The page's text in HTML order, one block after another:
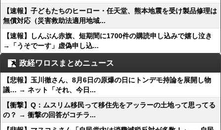
【速報】子どもたちのヒーロー・任天堂、熊本地震を受け製品修理は
無償対応（災害救助法適用地域...
【速報】しんぶん赤旗、短期間に1700件の購読申し込みで嬉し泣き
→「うそでーす」虚偽申し込...
政経ワロスまとめニュース
【悲報】玉川徹さん、8月6日の原爆の日にトンデモ持論を展開し物
議… → ネット「それ、今日...
【衝撃】Q：ムスリム移民って移住先をアッラーの土地って思ってる
の？ → 衝撃の回答がコチラ...